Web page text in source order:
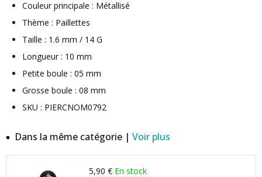
Couleur principale : Métallisé
Thème : Paillettes
Taille : 1.6 mm / 14 G
Longueur : 10 mm
Petite boule : 05 mm
Grosse boule : 08 mm
SKU : PIERCNOM0792
Dans la même catégorie | Voir plus
5,90 € En stock